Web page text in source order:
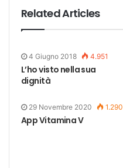
Related Articles
4 Giugno 2018 4.951
L’ho visto nella sua
dignità
29 Novembre 2020 1.290
App Vitamina V